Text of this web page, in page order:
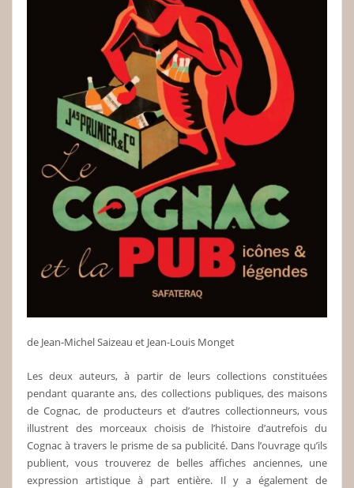
de Jean-Michel Saizeau et Jean-Louis Monget
Les deux auteurs, à partir de leurs collections constituées
pendant quarante ans, des collections publiques, des maisons
de Cognac, de producteurs et d’autres collectionneurs, vous
illustrent des morceaux choisis de l’histoire d’autrefois du
Cognac à travers le prisme de sa publicité. Dans l’ouvrage qu’ils
publient, vous trouverez de belles affiches anciennes, une
expression artistique à part entière. Il y a également de